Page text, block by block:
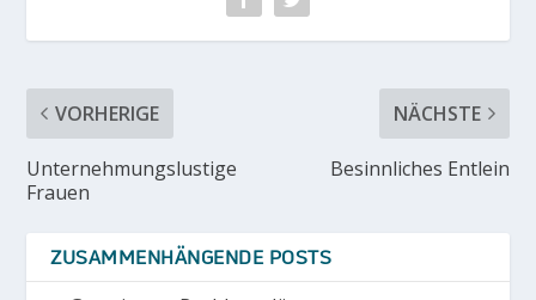
VORHERIGE
Unternehmungslustige
Frauen
NÄCHSTE
Besinnliches Entlein
ZUSAMMENHÄNGENDE POSTS